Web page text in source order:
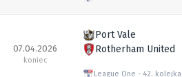
07.04.2026
koniec
Port Vale
Rotherham United
League One 42. kolejka